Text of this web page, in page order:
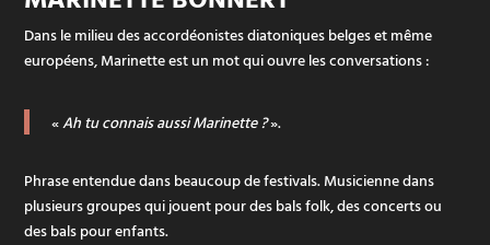
Dans le milieu des accordéonistes diatoniques belges et même
européens, Marinette est un mot qui ouvre les conversations :
«Ah tu connais aussi Marinette ?».
Phrase entendue dans beaucoup de festivals. Musicienne dans
plusieurs groupes qui jouent pour des bals folk, des concerts ou
des bals pour enfants.